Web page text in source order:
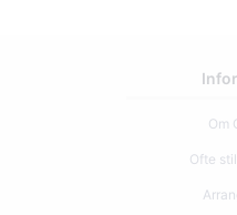
Om
Ofte